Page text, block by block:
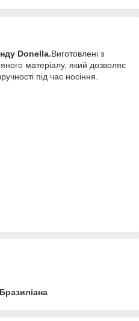
Donella.Виготовлені з
матеріалу, який дозволяє
під час носіння.
Бразиліана